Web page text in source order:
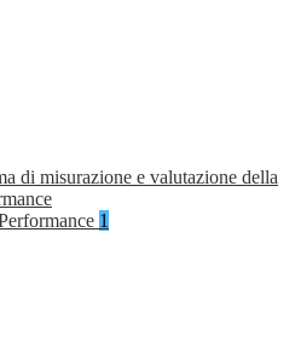
di misurazione e valutazione della
1